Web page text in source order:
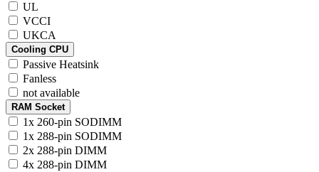
UL
VCCI
UKCA
Cooling CPU
Passive Heatsink
Fanless
not available
RAM Socket
1x 260-pin SODIMM
1x 288-pin SODIMM
2x 288-pin DIMM
4x 288-pin DIMM